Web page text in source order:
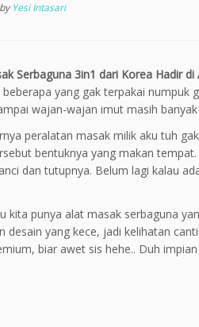
byYesi Intasari
Serbaguna 3in1 dari Korea Hadir
yang gak terpakai numpuk
wajan-wajan imut masih
peralatan masak milik aku tuh
bentuknya yang makan
dan tutupnya. Belum lagi kalau
kita punya alat masak serbaguna
desain yang kece, jadi kelihatan
biar awet sis hehe.. Duh